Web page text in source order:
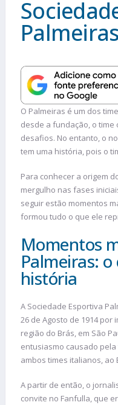
O Palmeiras é um dos
desde a fundação, o
desafios. No entanto, o
tem uma história, pois o
Para conhecer a origem
mergulho nas fases
seguir estão momentos
formou tudo o que ele
Momentos
Palmeiras:
história
A Sociedade Esportiva
26 de Agosto de 1914
região do Brás, em São
entusiasmo causado
ambos times italianos, ao
A partir de então, o
convite no Fanfulla, que